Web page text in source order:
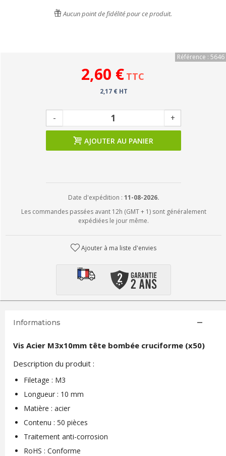
Aucun point de fidélité pour ce produit.
Référence : 5646
2,60 € TTC
2,17 € HT
- +
AJOUTER AU PANIER
Date d'expédition : 11-08-2026.
Les commandes passées avant 12h (GMT + 1) sont généralement
expédiées le jour même.
Ajouter à ma liste d'envies
Informations
Vis Acier M3x10mm tête bombée cruciforme (x50)
Description du produit :
Filetage : M3
Longueur : 10 mm
Matière : acier
Contenu : 50 pièces
Traitement anti-corrosion
RoHS : Conforme